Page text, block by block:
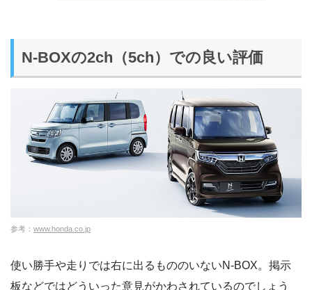
N-BOXの2ch（5ch）での良い評価
参考： www.honda.co.jp
使い勝手や走りでは右に出るもののいないN-BOX。掲示
板などではどういった意見がかわされているのでしょう